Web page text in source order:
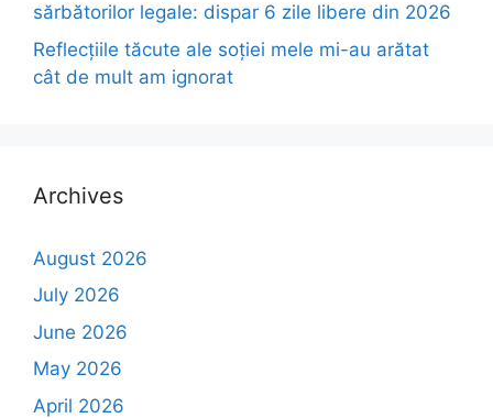
sărbătorilor legale: dispar 6 zile libere din 2026
Reflecțiile tăcute ale soției mele mi-au arătat
cât de mult am ignorat
Archives
August 2026
July 2026
June 2026
May 2026
April 2026